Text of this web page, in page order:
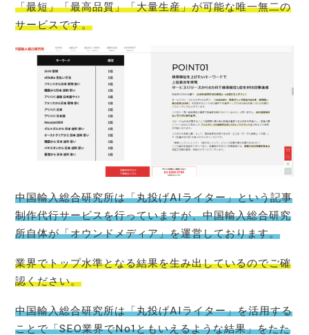
「最短」「最高品質」「大量生産」が可能な唯一無二の
サービスです。
中国輸入総合研究所は「丸投げAIライター」という記事
制作代行サービスを行っていますが、中国輸入総合研究
所自体が「オウンドメディア」を運営しております。
業界でトップ水準となる結果を生み出しているのでご確
認ください。
中国輸入総合研究所は「丸投げAIライター」を活用する
ことで「SEO業界でNo1ともいえるような結果」をたた